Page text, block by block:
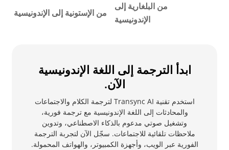
من البلغارية إلى
الإندونيسية
من الإستونية إلى الإندونيسية
ابدأ الترجمة إلى اللغة الإندونيسية
الآن.
استخدم تقنية Transync AI لترجمة الكلام والاجتماعات
والمحادثات إلى اللغة الإندونيسية مع ترجمة فورية،
وتشغيل صوتي مدعوم بالذكاء الاصطناعي، وتدوين
ملاحظات تلقائية للاجتماعات. سجّل الآن لتجربة الترجمة
الفورية عبر الويب، وأجهزة الكمبيوتر، والهواتف المحمولة.